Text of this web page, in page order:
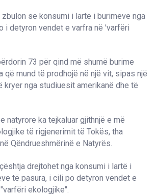
se konsumi i lartë i burimeve nga
i detyron vendet e varfra në 'varfëri
73 për qind më shumë burime
që mund të prodhojë në një vit, sipas një
kryer nga studiuesit amerikanë dhe të
natyrore ka tejkaluar gjithnjë e më
të rigjenerimit të Tokës, tha
Qëndrueshmërinë e Natyrës.
drejtohet nga konsumi i lartë i
të pasura, i cili po detyron vendet e
ekologjike".